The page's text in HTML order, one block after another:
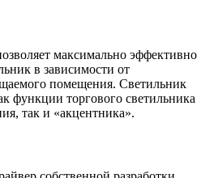
максимально эффективно
в зависимости от
помещения. Светильник
функции торгового светильника
так и «акцентника».